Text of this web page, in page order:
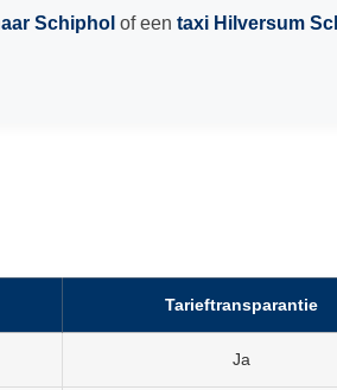
Schiphol of een taxi Hilversum
Tarieftransparantie
Ja